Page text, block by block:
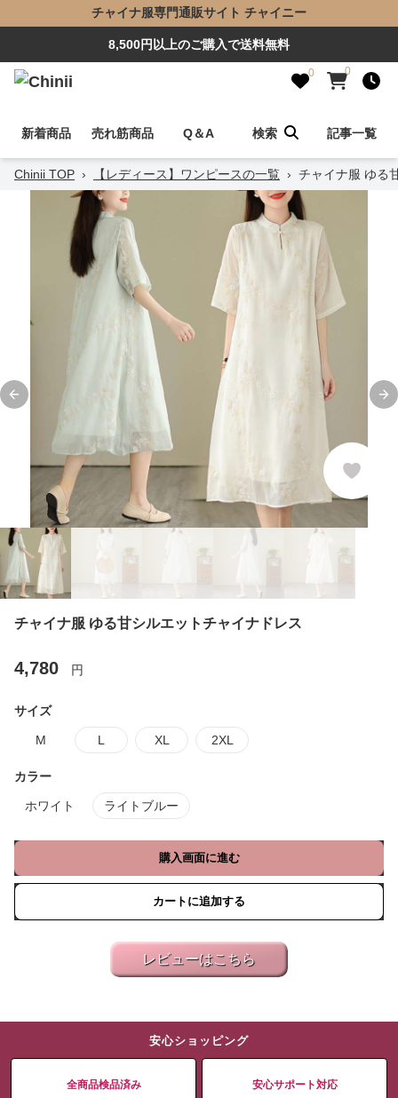
チャイナ服専門通販サイト チャイニー
8,500円以上のご購入で送料無料
0 0
新着商品 売れ筋商品 Q＆A 検索 記事一覧
Chinii TOP › 【レディース】ワンピースの一覧 › チャイナ服 ゆる
Previous slide
チャイナ服 ゆる甘シルエットチャイナドレス
4,780 円
サイズ
M L XL 2XL
カラー
ホワイト ライトブルー
購入画面に進む
カートに追加する
レビューはこちら
安心ショッピング
全商品検品済み 安心サポート対応